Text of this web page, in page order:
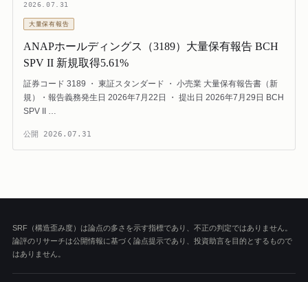
2026.07.31
大量保有報告
ANAPホールディングス（3189）大量保有報告 BCH
SPV II 新規取得5.61%
証券コード 3189 ・ 東証スタンダード ・ 小売業 大量保有報告書（新
規）・報告義務発生日 2026年7月22日 ・ 提出日 2026年7月29日 BCH
SPV II …
公開 2026.07.31
SRF（構造歪み度）は論点の多さを示す指標であり、不正の判定ではありません。
論評のリサーチは公開情報に基づく論点提示であり、投資助言を目的とするもので
はありません。